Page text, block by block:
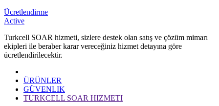
Ücretlendirme
Active
​Turkcell SOAR hizmeti, sizlere destek olan satış ve çözüm mimarı
ekipleri ile beraber karar vereceğiniz hizmet detayına göre
ücretlendirilecektir.
ÜRÜNLER
GÜVENLIK
TURKCELL SOAR HIZMETI